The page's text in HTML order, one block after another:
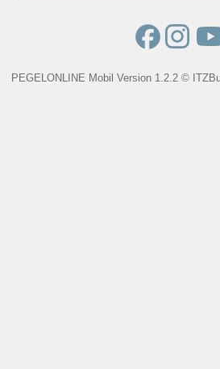
PEGELONLINE Mobil Version 1.2.2 ©